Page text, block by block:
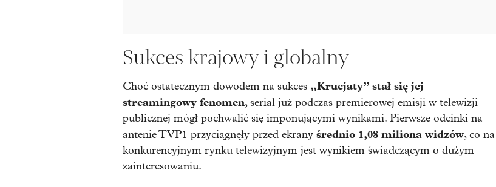
Sukces krajowy i globalny
Choć ostatecznym dowodem na sukces „Krucjaty” stał się jej
streamingowy fenomen, serial już podczas premierowej emisji w telewizji
publicznej mógł pochwalić się imponującymi wynikami. Pierwsze odcinki na
antenie TVP1 przyciągnęły przed ekrany średnio 1,08 miliona widzów, co na
konkurencyjnym rynku telewizyjnym jest wynikiem świadczącym o dużym
zainteresowaniu.